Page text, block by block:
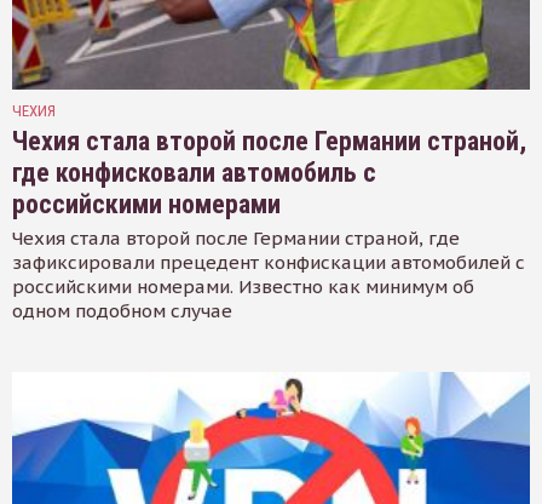
ЧЕХИЯ
Чехия стала второй после Германии страной,
где конфисковали автомобиль с
российскими номерами
Чехия стала второй после Германии страной, где
зафиксировали прецедент конфискации автомобилей с
российскими номерами. Известно как минимум об
одном подобном случае